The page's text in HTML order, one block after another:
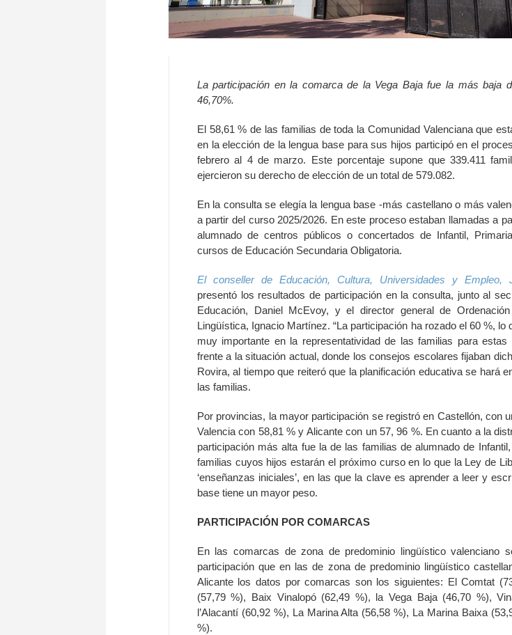
La participación en la comarca de la Vega Baja fue la más baja
46,70%.
El 58,61 % de las familias de toda la Comunidad Valenciana que
en la elección de la lengua base para sus hijos participó en el
febrero al 4 de marzo. Este porcentaje supone que 339.411
ejercieron su derecho de elección de un total de 579.082.
En la consulta se elegía la lengua base -más castellano o más
a partir del curso 2025/2026. En este proceso estaban llamadas a
alumnado de centros públicos o concertados de Infantil,
cursos de Educación Secundaria Obligatoria.
El conseller de Educación, Cultura, Universidades y Empleo,
presentó los resultados de participación en la consulta, junto al
Educación, Daniel McEvoy, y el director general de
Lingüística, Ignacio Martínez. “La participación ha rozado el 60 %, lo
muy importante en la representatividad de las familias para estas
frente a la situación actual, donde los consejos escolares fijaban
Rovira, al tiempo que reiteró que la planificación educativa se hará
las familias.
Por provincias, la mayor participación se registró en Castellón, con
Valencia con 58,81 % y Alicante con un 57, 96 %. En cuanto a la
participación más alta fue la de las familias de alumnado de
familias cuyos hijos estarán el próximo curso en lo que la Ley de
‘enseñanzas iniciales’, en las que la clave es aprender a leer y
base tiene un mayor peso.
PARTICIPACIÓN POR COMARCAS
En las comarcas de zona de predominio lingüístico valenciano
participación que en las de zona de predominio lingüístico
Alicante los datos por comarcas son los siguientes: El Comtat
(57,79 %), Baix Vinalopó (62,49 %), la Vega Baja (46,70 %),
l’Alacantí (60,92 %), La Marina Alta (56,58 %), La Marina Baixa
%).